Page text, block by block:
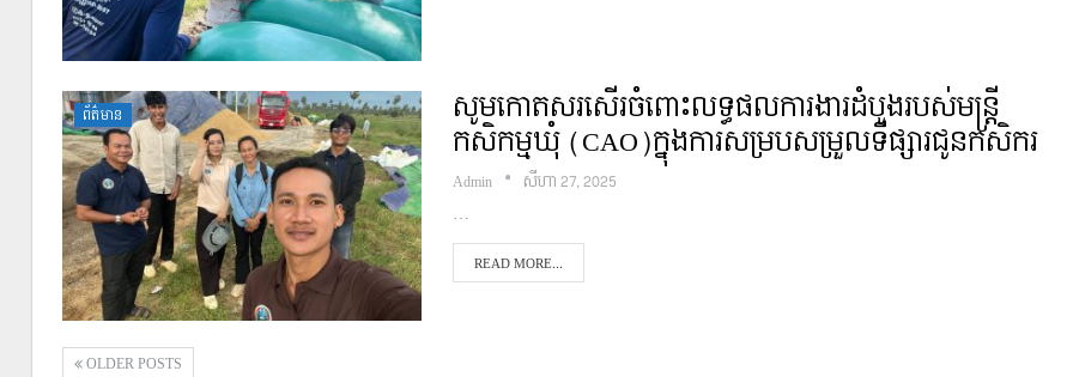
ព័ត៌មាន សូមកោតសរសើរចំពោះលទ្ធផលការងារដំបូងរបស់មន្រ្តី
កសិកម្មឃុំ (CAO)ក្នុងការសម្របសម្រួលទីផ្សារជូនកសិករ
Admin សីហា 27, 2025
…
READ MORE...
OLDER POSTS